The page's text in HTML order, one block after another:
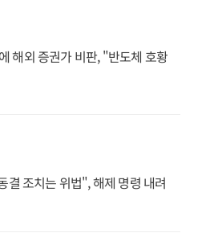
해외 증권가 비판, "반도체 호황
결 조치는 위법", 해제 명령 내려